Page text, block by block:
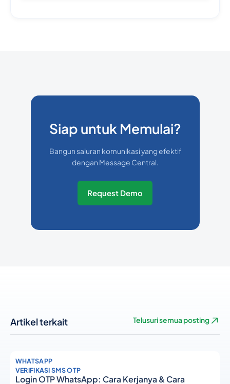
Siap untuk Memulai?
Bangun saluran komunikasi yang efektif
dengan Message Central.
Request Demo
Artikel terkait Telusuri semua posting
WHATSAPP
VERIFIKASI SMS OTP
Login OTP WhatsApp: Cara Kerjanya & Cara